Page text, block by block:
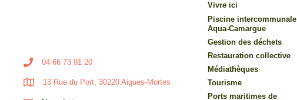
04 66 73 91 20
13 Rue du Port, 30220 Aigues-Mortes
Vivre ici
Piscine intercommunale
Aqua-Camargue
Gestion des déchets
Restauration collective
Médiathèques
Tourisme
Ports maritimes de